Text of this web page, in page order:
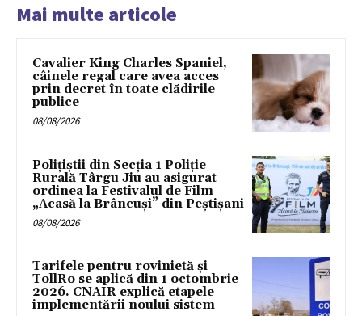
Mai multe articole
Cavalier King Charles Spaniel,
câinele regal care avea acces
prin decret în toate clădirile
publice
08/08/2026
Polițiștii din Secția 1 Poliție
Rurală Târgu Jiu au asigurat
ordinea la Festivalul de Film
„Acasă la Brâncuși” din Peștișani
08/08/2026
Tarifele pentru rovinietă și
TollRo se aplică din 1 octombrie
2026. CNAIR explică etapele
implementării noului sistem